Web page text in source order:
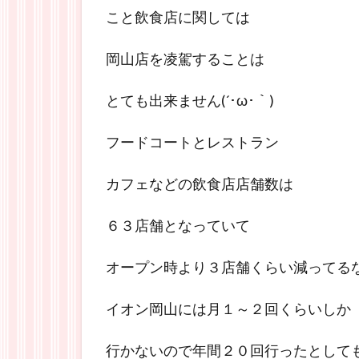
こと飲食店に関しては
岡山店を凌駕することは
とても出来ません(´･ω･｀)
フードコートとレストラン
カフェなどの飲食店店舗数は
６３店舗となっていて
オープン時より３店舗くらい減ってる
イオン岡山には月１～２回くらいしか
行かないので年間２０回行ったとして